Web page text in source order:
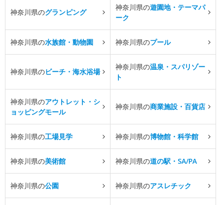
神奈川県のグランピング
神奈川県の遊園地・テーマパ
ーク
神奈川県の水族館・動物園 神奈川県のプール
神奈川県のビーチ・海水浴場
神奈川県の温泉・スパリゾー
ト
神奈川県のアウトレット・シ
ョッピングモール
神奈川県の商業施設・百貨店
神奈川県の工場見学 神奈川県の博物館・科学館
神奈川県の美術館 神奈川県の道の駅・SA/PA
神奈川県の公園 神奈川県のアスレチック